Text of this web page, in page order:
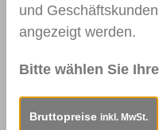
0138 Teak 0303
Bräunlich Dunkel
und
angezeigt werden.
Bitte wählen Sie
Bruttopreise inkl. MwSt.